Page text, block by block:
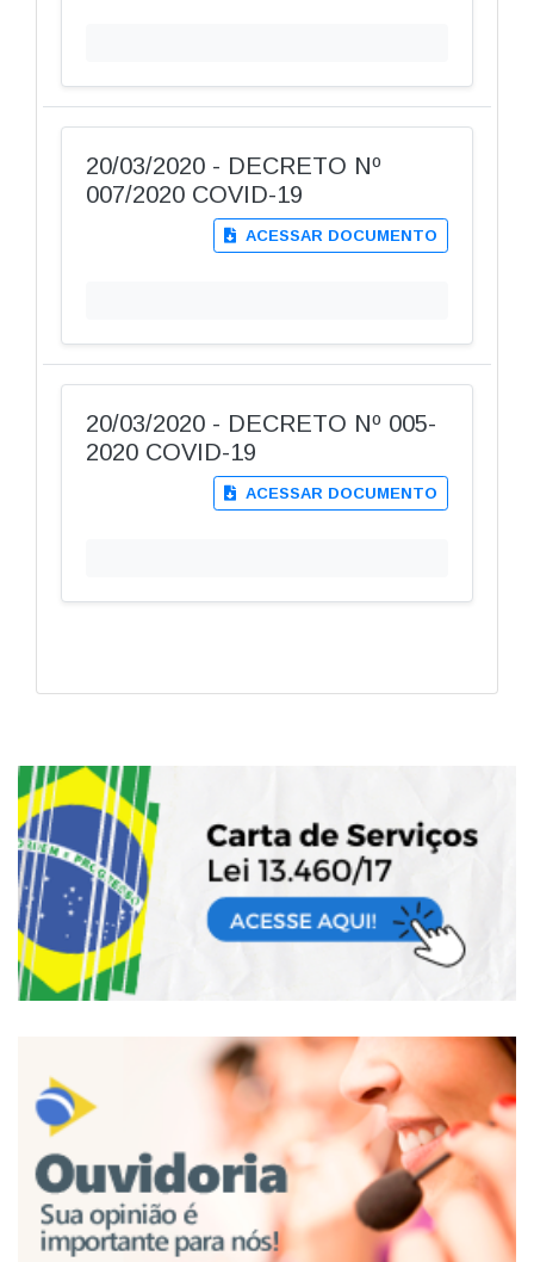
20/03/2020 - DECRETO Nº
007/2020 COVID-19
ACESSAR DOCUMENTO
20/03/2020 - DECRETO Nº 005-
2020 COVID-19
ACESSAR DOCUMENTO